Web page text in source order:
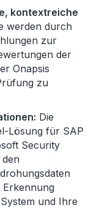
kontextreiche
werden durch
zur
der
Onapsis
zu
Die
Lösung für SAP
Security
Erkennung
und Ihre